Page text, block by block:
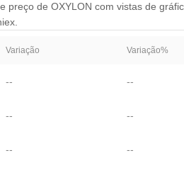
preço de OXYLON com vistas de
Variação Variação%
-- --
-- --
-- --